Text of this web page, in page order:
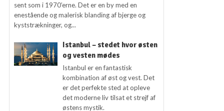
sent som i 1970’erne. Det er en by med en
enestående og malerisk blanding af bjerge og
kyststrækninger, og...
Istanbul – stedet hvor østen
og vesten mødes
Istanbul er en fantastisk
kombination af øst og vest. Det
er det perfekte sted at opleve
det moderne liv tilsat et strejf af
østens mystik.